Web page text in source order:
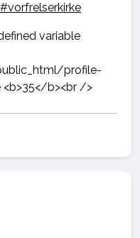
#vorfrelserkirke